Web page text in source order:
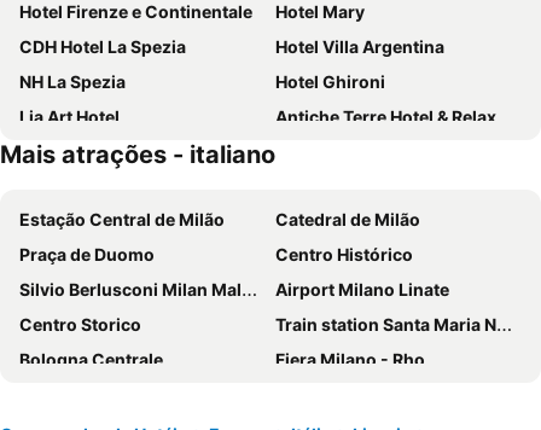
Hotel Firenze e Continentale
Hotel Mary
CDH Hotel La Spezia
Hotel Villa Argentina
NH La Spezia
Hotel Ghironi
Lia Art Hotel
Antiche Terre Hotel & Relax
Hotel Palme
Hotiday Apartments La Spezia
Hotel Gianni Franzi
Hotel Margherita
Hotel Corallo
Hotel Baia
Hotel Il Saraceno
Affittacamere La Branda
Hotel Della Baia
Hotel Due Gemelli
Villa Accini
Mais atrações - italiano
Estação Central de Milão
Catedral de Milão
Praça de Duomo
Centro Histórico
Silvio Berlusconi Milan Malpensa Airport
Airport Milano Linate
Centro Storico
Train station Santa Maria Novella
Bologna Centrale
Fiera Milano - Rho